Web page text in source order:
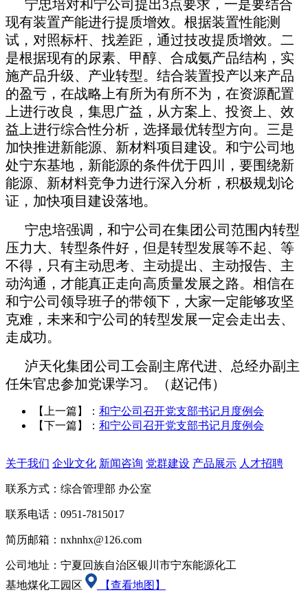
宁忠培对和宁公司提出3点要求，一是要结合
现有装置产能进行提质增效。根据装置性能测
试，对照标杆、找差距，通过技改提质增效。二
是根据现有的尿素、甲醇、合成氨产品结构，实
施产品升级、产业转型。结合装置投产以来产品
的盈亏，在战略上有所为有所不为，在资源配置
上进行改良，集思广益，从方案上、投资上、效
益上进行综合性分析，选择最优转型方向。三是
加快推进新能源、新材料项目建设。和宁公司地
处宁东基地，新能源的条件优于四川，要围绕新
能源、新材料竞争力进行深入分析，积极规划论
证，加快项目建设落地。
宁忠培强调，和宁公司在集团公司范围内转型
压力大、转型条件好，但是转型发展等不起、等
不得，只有主动思考、主动提出、主动报告、主
动沟通，才能真正走向高质量发展之路。相信在
和宁公司领导班子的带领下，大家一定能够攻坚
克难，未来和宁公司的转型发展一定会走出去、
走成功。
泸天化集团公司工会副主席代进、总经办副主
任朱官忠参加党课学习。（赵记伟）
【上一篇】： 和宁公司召开党支部书记月度例会
【下一篇】： 和宁公司召开党支部书记月度例会
关于我们 企业文化 新闻咨询 党群建设 产品展示 人才招聘
联系方式：综合管理部 办公室
联系电话：0951-7815017
简历邮箱：nxhnhx@126.com
公司地址：宁夏回族自治区银川市宁东能源化工
基地煤化工园区
【查看地图】